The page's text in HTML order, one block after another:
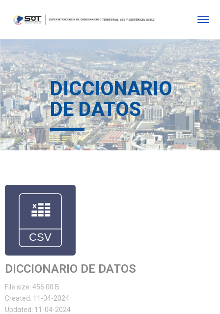
DICCIONARIO
DE DATOS
DICCIONARIO DE DATOS
File size: 456.00 B
Created: 11-04-2024
Updated: 11-04-2024